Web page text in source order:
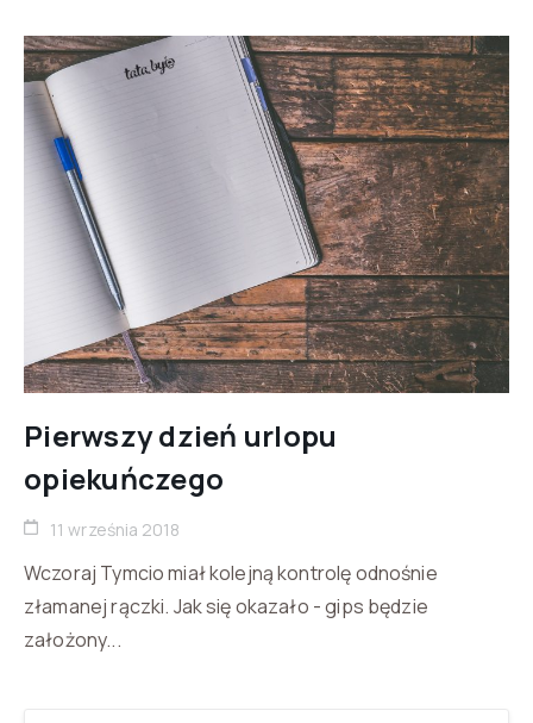
Pierwszy dzień urlopu
opiekuńczego
11 września 2018
Wczoraj Tymcio miał kolejną kontrolę odnośnie
złamanej rączki. Jak się okazało - gips będzie
założony...